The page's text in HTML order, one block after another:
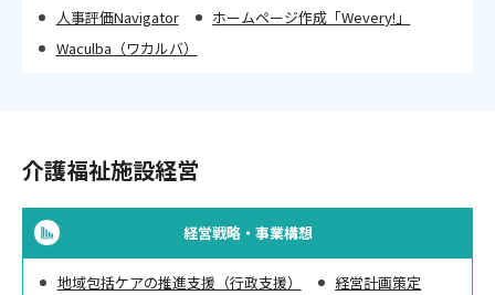
人事評価Navigator
ホームページ作成「Wevery!」
Waculba（ワカルバ）
介護福祉施設経営
経営戦略・事業構想
地域包括ケアの推進支援（行政支援）
経営計画策定